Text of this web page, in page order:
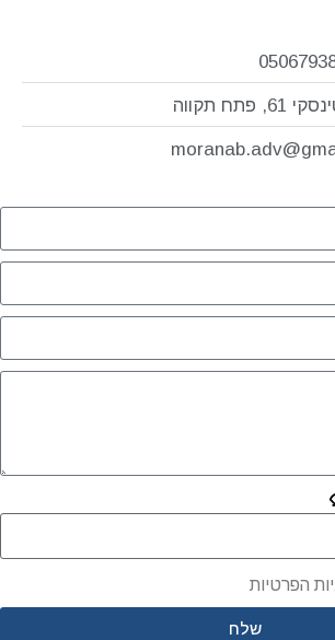
תקווה
הפרטיות
שלח